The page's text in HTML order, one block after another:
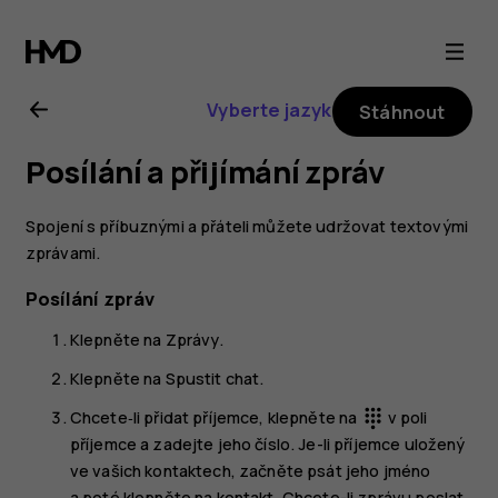
Uživatelská
příručka
k telefonu
Nokia 3.2
Vyberte jazyk Stáhnout
Posílání a přijímání zpráv
Spojení s příbuznými a přáteli můžete udržovat textovými
zprávami.
Posílání zpráv
Klepněte na Zprávy.
Klepněte na Spustit chat.
Chcete‑li přidat příjemce, klepněte na dialpad v poli
příjemce a zadejte jeho číslo. Je-li příjemce uložený
ve vašich kontaktech, začněte psát jeho jméno